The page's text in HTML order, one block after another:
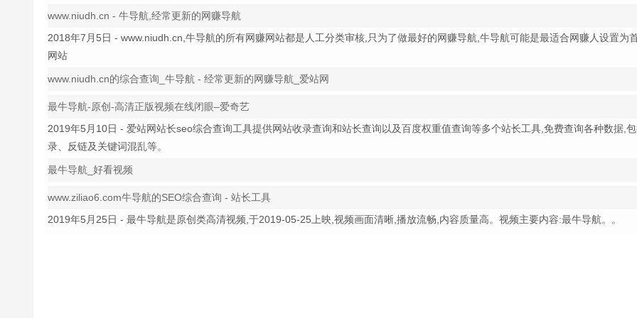
www.niudh.cn - 牛导航,经常更新的网赚导航
2018年7月5日 - www.niudh.cn,牛导航的所有网赚网站都是人工分类审核,只为了做最好的网赚导航,牛导航可能是最适合网赚人设置为
网站
www.niudh.cn的综合查询_牛导航 - 经常更新的网赚导航_爱站网
最牛导航-原创-高清正版视频在线闭眼–爱奇艺
2019年5月10日 - 爱站网站长seo综合查询工具提供网站收录查询和站长查询以及百度权重值查询等多个站长工具,免费查询各种数据,
录、反链及关键词混乱等。
最牛导航_好看视频
www.ziliao6.com牛导航的SEO综合查询 - 站长工具
2019年5月25日 - 最牛导航是原创类高清视频,于2019-05-25上映,视频画面清晰,播放流畅,内容质量高。视频主要内容:最牛导航。。